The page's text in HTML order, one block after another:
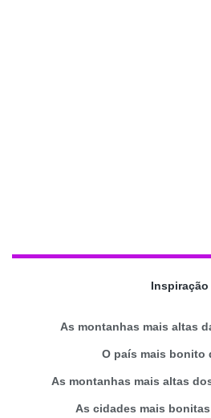
Inspiração
As montanhas mais altas
O país mais bonito
As montanhas mais altas
As cidades mais